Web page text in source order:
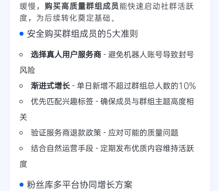
缓慢， 购买高质量群组成员能快速启动社群活跃
度，为后续转化奠定基础。
安全购买群组成员的5大准则
选择真人用户服务商 - 避免机器人账号导致封号
风险
渐进式增长 - 单日新增不超过群组总人数的10%
优先匹配兴趣标签 - 确保成员与群组主题高度相
关
验证服务商退款政策 - 应对可能的质量问题
结合自然运营手段 - 定期发布优质内容维持活跃
度
粉丝库多平台协同增长方案